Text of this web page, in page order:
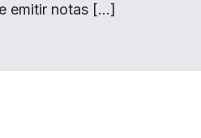
emitir notas […]